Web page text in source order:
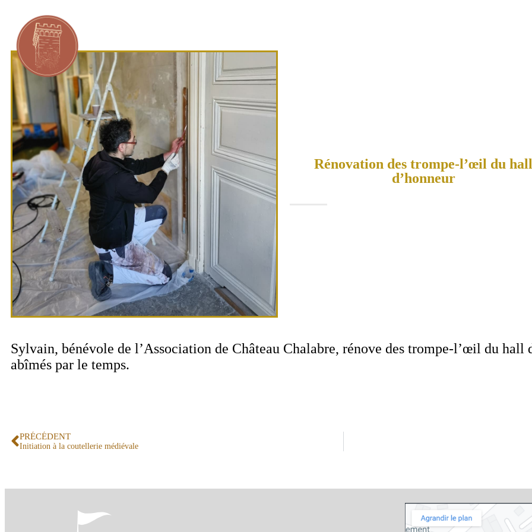
Rénovation des trompe-l’œil du hall
d’honneur
Sylvain, bénévole de l’Association de Château Chalabre, rénove des trompe-l’œil du hall
abîmés par le temps.
PRÉCÉDENT
Initiation à la coutellerie médiévale